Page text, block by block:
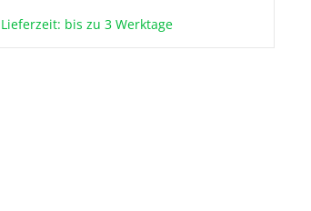
Lieferzeit: bis zu 3 Werktage